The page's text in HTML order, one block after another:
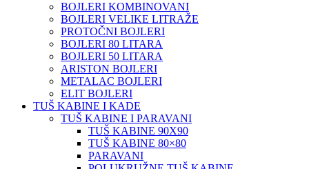
BOJLERI KOMBINOVANI
BOJLERI VELIKE LITRAŽE
PROTOČNI BOJLERI
BOJLERI 80 LITARA
BOJLERI 50 LITARA
ARISTON BOJLERI
METALAC BOJLERI
ELIT BOJLERI
TUŠ KABINE I KADE
TUŠ KABINE I PARAVANI
TUŠ KABINE 90X90
TUŠ KABINE 80×80
PARAVANI